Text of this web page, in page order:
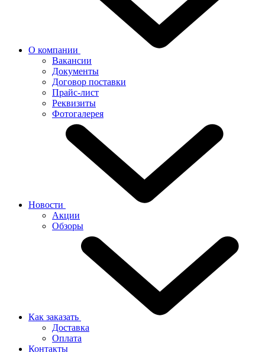
О компании
Вакансии
Документы
Договор поставки
Прайс-лист
Реквизиты
Фотогалерея
Новости
Акции
Обзоры
Как заказать
Доставка
Оплата
Контакты